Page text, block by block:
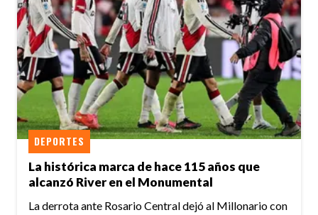
La histórica marca de hace 115 años que
alcanzó River en el Monumental
DEPORTES
La derrota ante Rosario Central dejó al Millonario con